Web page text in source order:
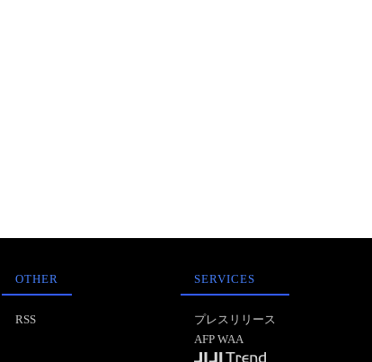
OTHER
RSS
SERVICES
プレスリリース
AFP WAA